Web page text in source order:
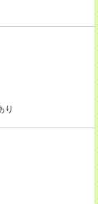
り